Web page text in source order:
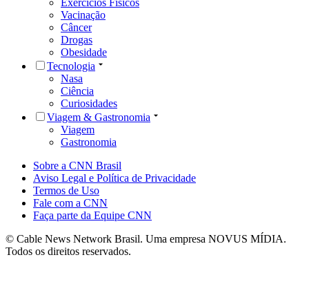
Vacinação
Câncer
Drogas
Obesidade
Tecnologia
Nasa
Ciência
Curiosidades
Viagem & Gastronomia
Viagem
Gastronomia
Sobre a CNN Brasil
Aviso Legal e Política de Privacidade
Termos de Uso
Fale com a CNN
Faça parte da Equipe CNN
© Cable News Network Brasil. Uma empresa NOVUS MÍDIA.
Todos os direitos reservados.